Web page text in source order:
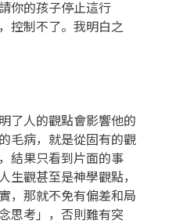
你的孩子停止這行
控制不了。我明白之
了人的觀點會影響他的
毛病，就是從固有的觀
結果只看到片面的事
生觀甚至是神學觀點，
，那就不免有偏差和局
思考」，否則難有突